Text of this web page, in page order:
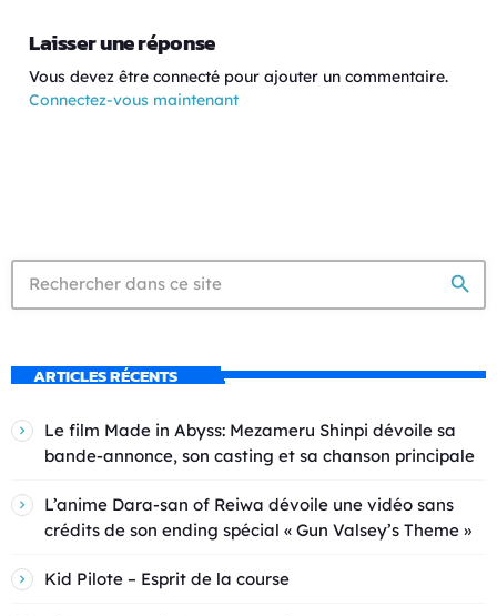
Laisser une réponse
Vous devez être connecté pour ajouter un commentaire.
Connectez-vous maintenant
search
ARTICLES RÉCENTS
Le film Made in Abyss: Mezameru Shinpi dévoile sa
bande-annonce, son casting et sa chanson principale
L’anime Dara-san of Reiwa dévoile une vidéo sans
crédits de son ending spécial « Gun Valsey’s Theme »
Kid Pilote – Esprit de la course